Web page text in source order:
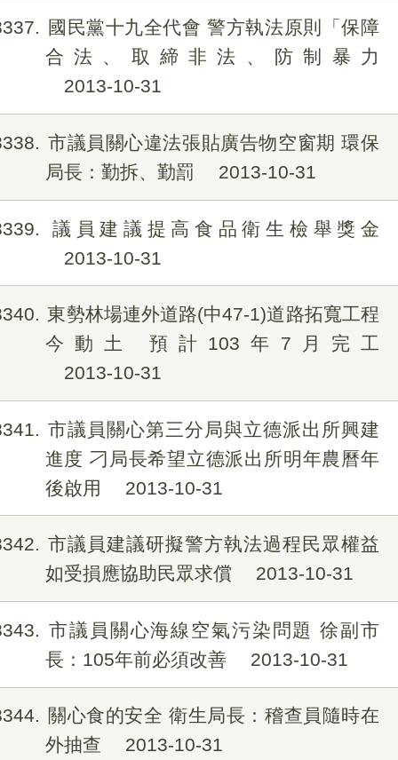
國民黨十九全代會 警方執法原則「保障
合法、取締非法、防制暴力
2013-10-31
市議員關心違法張貼廣告物空窗期 環保
局長：勤拆、勤罰
2013-10-31
議員建議提高食品衛生檢舉獎金
2013-10-31
東勢林場連外道路(中47-1)道路拓寬工程
今動土 預計103年7月完工
2013-10-31
市議員關心第三分局與立德派出所興建
進度 刁局長希望立德派出所明年農曆年
後啟用
2013-10-31
市議員建議研擬警方執法過程民眾權益
如受損應協助民眾求償
2013-10-31
市議員關心海線空氣污染問題 徐副市
長：105年前必須改善
2013-10-31
關心食的安全 衛生局長：稽查員隨時在
外抽查
2013-10-31